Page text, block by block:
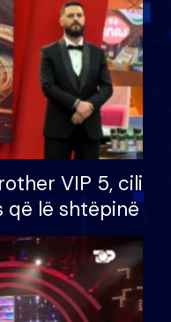
VIP 5, cili
që lë shtëpinë